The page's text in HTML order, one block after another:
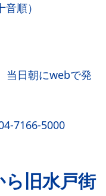
順）
当日朝にwebで発
7166-5000
ら旧水戸街